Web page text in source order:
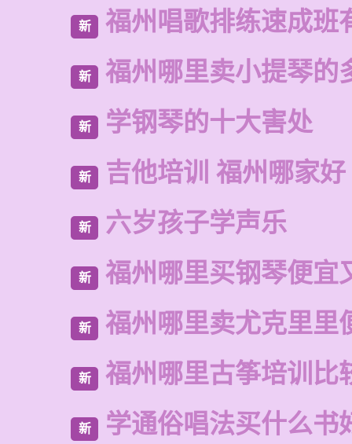
新 福州唱歌排练速成班
新 福州哪里卖小提琴的
新 学钢琴的十大害处
新 吉他培训 福州哪家好
新 六岁孩子学声乐
新 福州哪里买钢琴便宜
新 福州哪里卖尤克里里
新 福州哪里古筝培训比
新 学通俗唱法买什么书